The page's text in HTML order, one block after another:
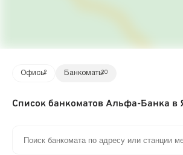
Офисы2 Банкоматы20
Список банкоматов Альфа-Банка в